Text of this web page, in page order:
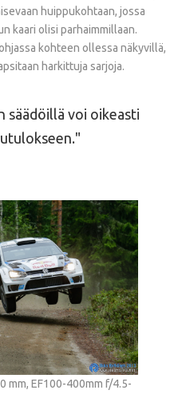
huippukohtaan, jossa
kaari olisi parhaimmillaan.
kohteen ollessa näkyvillä,
harkittuja sarjoja.
säädöillä voi oikeasti
mm, EF100-400mm f/4.5-